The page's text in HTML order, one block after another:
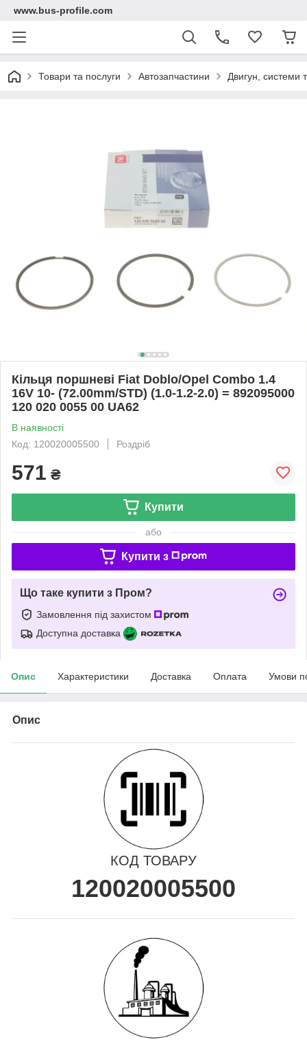
www.bus-profile.com
Товари та послуги Автозапчастини Двигун, системи
Кільця поршневі Fiat Doblo/Opel Combo 1.4
16V 10- (72.00mm/STD) (1.0-1.2-2.0) = 892095000
120 020 0055 00 UA62
В наявності
Код: 120020005500
Роздріб
571 ₴
Купити
або
Купити з
Що таке купити з Пром?
Замовлення під захистом
Доступна доставка
Опис Характеристики Доставка Оплата Умови
Опис
КОД ТОВАРУ
120020005500